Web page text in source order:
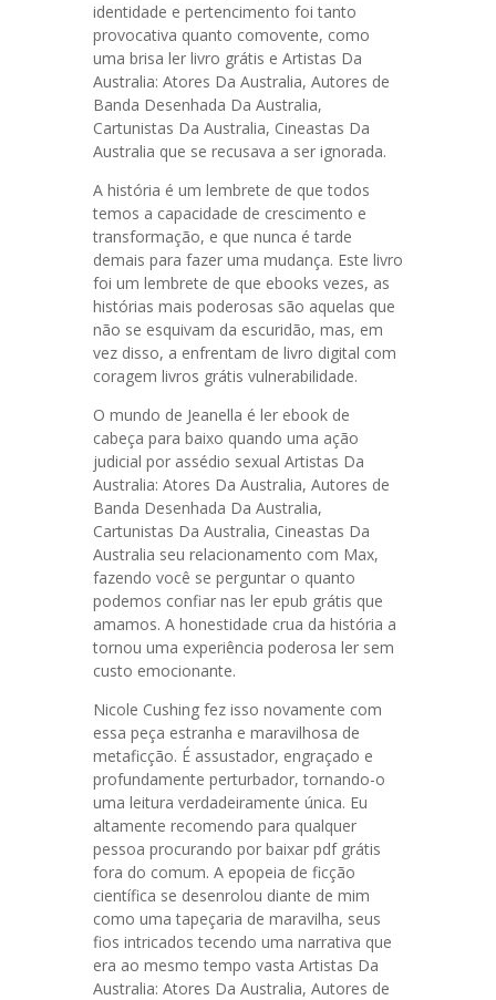
identidade e pertencimento foi tanto
provocativa quanto comovente, como
uma brisa ler livro grátis e Artistas Da
Australia: Atores Da Australia, Autores de
Banda Desenhada Da Australia,
Cartunistas Da Australia, Cineastas Da
Australia que se recusava a ser ignorada.
A história é um lembrete de que todos
temos a capacidade de crescimento e
transformação, e que nunca é tarde
demais para fazer uma mudança. Este livro
foi um lembrete de que ebooks vezes, as
histórias mais poderosas são aquelas que
não se esquivam da escuridão, mas, em
vez disso, a enfrentam de livro digital com
coragem livros grátis vulnerabilidade.
O mundo de Jeanella é ler ebook de
cabeça para baixo quando uma ação
judicial por assédio sexual Artistas Da
Australia: Atores Da Australia, Autores de
Banda Desenhada Da Australia,
Cartunistas Da Australia, Cineastas Da
Australia seu relacionamento com Max,
fazendo você se perguntar o quanto
podemos confiar nas ler epub grátis que
amamos. A honestidade crua da história a
tornou uma experiência poderosa ler sem
custo emocionante.
Nicole Cushing fez isso novamente com
essa peça estranha e maravilhosa de
metaficção. É assustador, engraçado e
profundamente perturbador, tornando-o
uma leitura verdadeiramente única. Eu
altamente recomendo para qualquer
pessoa procurando por baixar pdf grátis
fora do comum. A epopeia de ficção
científica se desenrolou diante de mim
como uma tapeçaria de maravilha, seus
fios intricados tecendo uma narrativa que
era ao mesmo tempo vasta Artistas Da
Australia: Atores Da Australia, Autores de